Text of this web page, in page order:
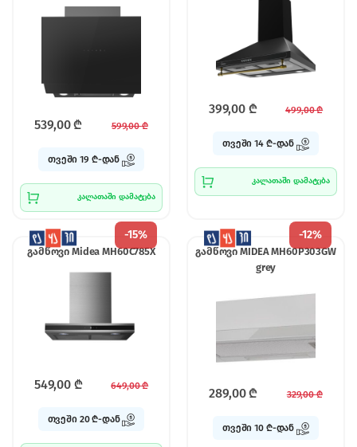
539,00₾ 599,00₾
თვეში 19 ₾-დან
კალათაში დამატება
399,00 ₾ 499,00₾
თვეში 14 ₾-დან
კალათაში დამატება
-15%
გამწოვი Midea MH60C785X
549,00 ₾ 649,00₾
თვეში 20 ₾-დან
-12%
გამწოვი MIDEA MH60P303GW
grey
289,00₾ 329,00₾
თვეში 10 ₾-დან